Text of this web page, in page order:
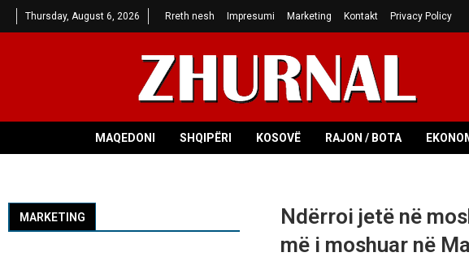
Thursday, August 6, 2026 Rreth nesh Impresumi Marketing Kontakt Privacy Policy
MAQEDONI SHQIPËRI KOSOVË RAJON / BOTA
Ndërroi jetë në
më i moshuar në
MARKETING